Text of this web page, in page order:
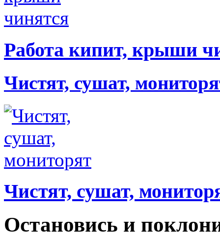
Работа кипит, крыши
Чистят, сушат,
Чистят, сушат,
Остановись и